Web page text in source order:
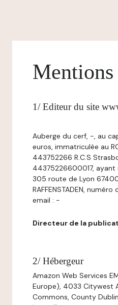
Mentions
1/ Editeur du site
Auberge du cerf, -, au
euros, immatriculée au
443752266 R.C.S
44375226600017, ayant
305 route de Lyon 67400
RAFFENSTADEN, numéro
email : -
Directeur de la
2/ Hébergeur
Amazon Web Services
Europe), 4033 Citywest
Commons, County